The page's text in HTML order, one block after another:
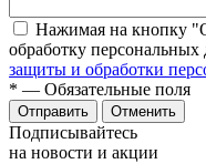
Нажимая на кнопку
обработку
защиты и обработки
* — Обязательные поля
Отправить Отменить
Подписывайтесь
на новости и акции